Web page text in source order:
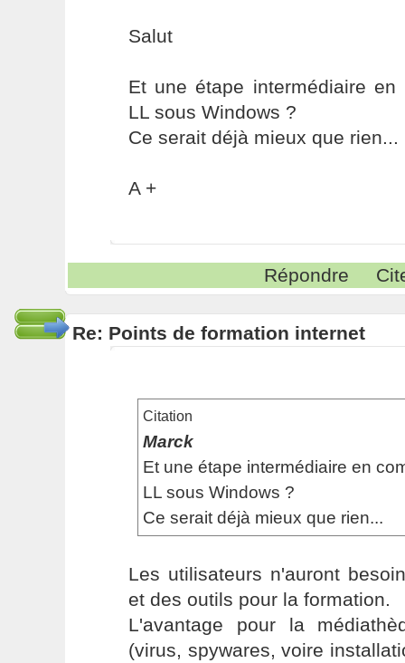
Salut
Et une étape intermédiaire
LL sous Windows ?
Ce serait déjà mieux que rien...
A +
Répondre
Re: Points de formation internet
Citation
Marck
Et une étape intermédiaire en
LL sous Windows ?
Ce serait déjà mieux que rien...
Les utilisateurs n'auront
et des outils pour la formation.
L'avantage pour la
(virus, spywares, voire